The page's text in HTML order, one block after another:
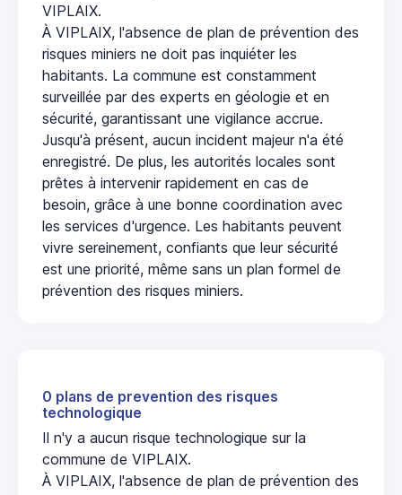
VIPLAIX.
À VIPLAIX, l'absence de plan de prévention des
risques miniers ne doit pas inquiéter les
habitants. La commune est constamment
surveillée par des experts en géologie et en
sécurité, garantissant une vigilance accrue.
Jusqu'à présent, aucun incident majeur n'a été
enregistré. De plus, les autorités locales sont
prêtes à intervenir rapidement en cas de
besoin, grâce à une bonne coordination avec
les services d'urgence. Les habitants peuvent
vivre sereinement, confiants que leur sécurité
est une priorité, même sans un plan formel de
prévention des risques miniers.
0 plans de prevention des risques
technologique
Il n'y a aucun risque technologique sur la
commune de VIPLAIX.
À VIPLAIX, l'absence de plan de prévention des